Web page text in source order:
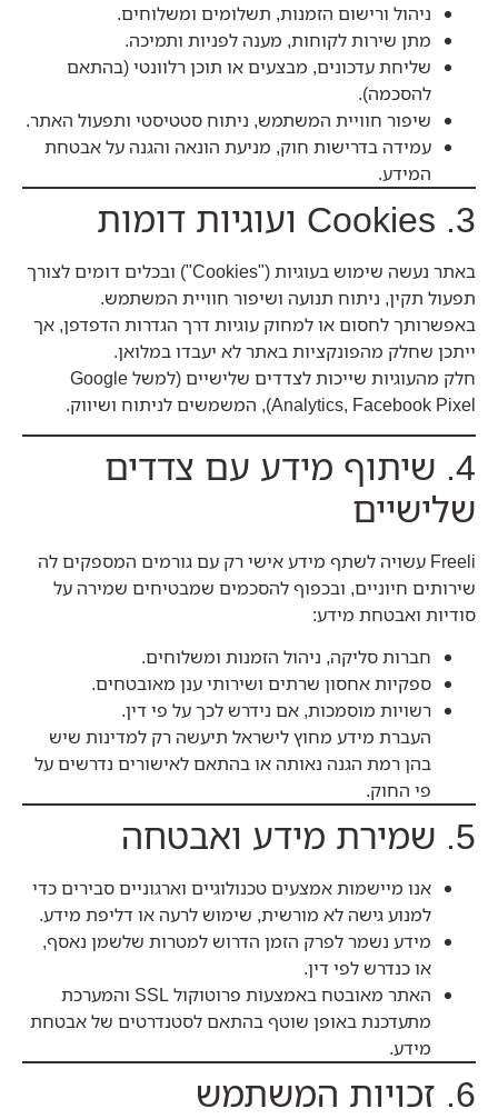
ניהול ורישום הזמנות, תשלומים ומשלוחים.
מתן שירות לקוחות, מענה לפניות ותמיכה.
שליחת עדכונים, מבצעים או תוכן רלוונטי (בהתאם
להסכמה).
שיפור חוויית המשתמש, ניתוח סטטיסטי ותפעול האתר.
עמידה בדרישות חוק, מניעת הונאה והגנה על אבטחת
המידע.
3. Cookies ועוגיות דומות
באתר נעשה שימוש בעוגיות ("Cookies") ובכלים דומים לצורך
תפעול תקין, ניתוח תנועה ושיפור חוויית המשתמש.
באפשרותך לחסום או למחוק עוגיות דרך הגדרות הדפדפן, אך
ייתכן שחלק מהפונקציות באתר לא יעבדו במלואן.
חלק מהעוגיות שייכות לצדדים שלישיים (למשל Google
Analytics, Facebook Pixel), המשמשים לניתוח ושיווק.
4. שיתוף מידע עם צדדים
שלישיים
Freeli עשויה לשתף מידע אישי רק עם גורמים המספקים לה
שירותים חיוניים, ובכפוף להסכמים שמבטיחים שמירה על
סודיות ואבטחת מידע:
חברות סליקה, ניהול הזמנות ומשלוחים.
ספקיות אחסון שרתים ושירותי ענן מאובטחים.
רשויות מוסמכות, אם נידרש לכך על פי דין.
העברת מידע מחוץ לישראל תיעשה רק למדינות שיש
בהן רמת הגנה נאותה או בהתאם לאישורים נדרשים על
פי החוק.
5. שמירת מידע ואבטחה
אנו מיישמות אמצעים טכנולוגיים וארגוניים סבירים כדי
למנוע גישה לא מורשית, שימוש לרעה או דליפת מידע.
מידע נשמר לפרק הזמן הדרוש למטרות שלשמן נאסף,
או כנדרש לפי דין.
האתר מאובטח באמצעות פרוטוקול SSL והמערכת
מתעדכנת באופן שוטף בהתאם לסטנדרטים של אבטחת
מידע.
6. זכויות המשתמש